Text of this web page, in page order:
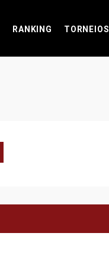
RANKING TORNEIOS